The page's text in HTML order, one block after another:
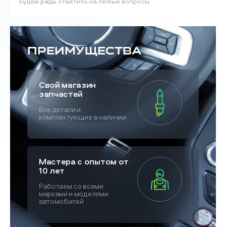
Преимущества
Свой магазин
запчастей
Все детали и
комплектующие в наличии
Мастера с опытом от
10 лет
Работаем со всеми
марками и моделями
автомобилей